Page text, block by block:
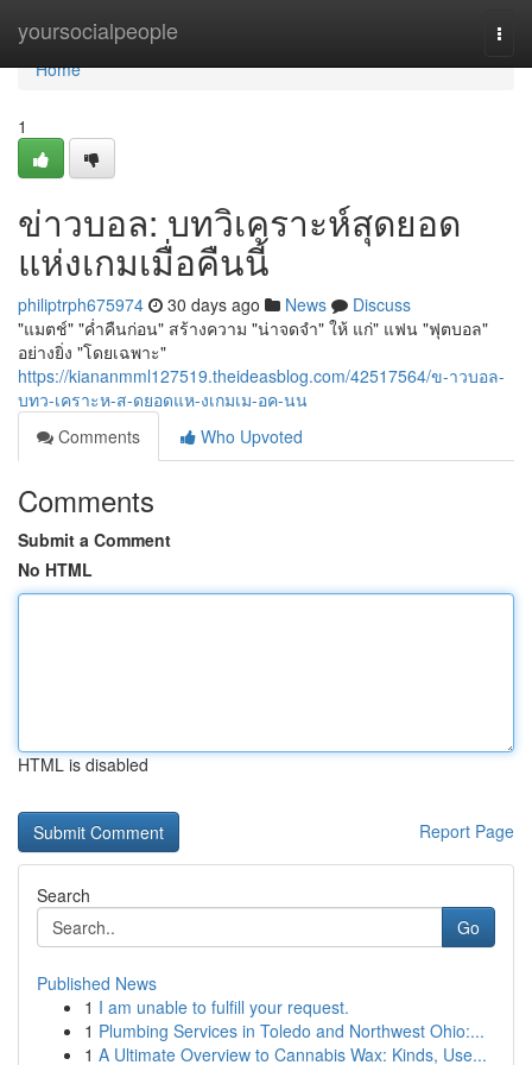
yoursocialpeople
Home
Home
1
ข่าวบอล: บทวิเคราะห์สุดยอด
แห่งเกมเมื่อคืนนี้
philiptrph675974 30 days ago News
Discuss
"แมตช์" "ค่ำคืนก่อน" สร้างความ "น่าจดจำ" ให้ แก่" แฟน "ฟุตบอล"
อย่างยิ่ง "โดยเฉพาะ"
https://kiananmml127519.theideasblog.com/42517564/ข-าวบอล-
บทว-เคราะห-ส-ดยอดแห-งเกมเม-อค-นน
Comments
Who Upvoted
Comments
Submit a Comment
No HTML
HTML is disabled
Report Page
Search
Go
Published News
1 I am unable to fulfill your request.
1 Plumbing Services in Toledo and Northwest Ohio:...
1 A Ultimate Overview to Cannabis Wax: Kinds, Use...